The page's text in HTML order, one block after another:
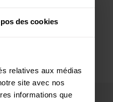
des cookies
relatives aux médias
site avec nos
informations que